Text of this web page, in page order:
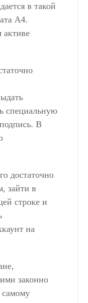
в такой
А4.
специальную
В
достаточно
зайти в
строке и
на
законно
самому